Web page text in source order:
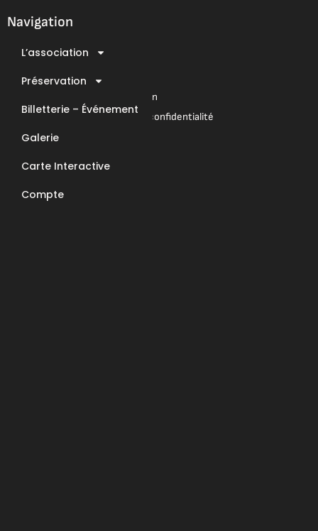
e
b
t
a
r
m
t
u
e
Navigation
L’association
Préservation
Billetterie – Événement
Galerie
Carte Interactive
Compte
Mentions légales
Conditions Générales de Vente
Conditions Générales d’Utilisation
Mentions légales & Politique de confidentialité
E-Mail : contact@apcc6570.fr
Téléphone : 06 85 81 94 56